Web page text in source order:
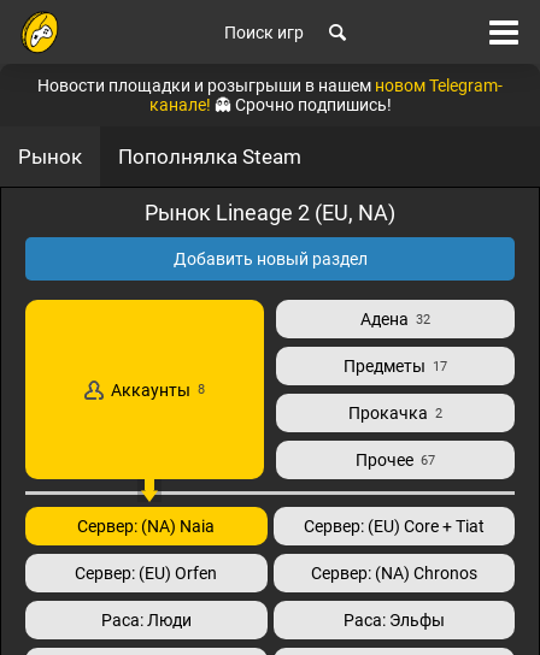
Поиск игр
Новости площадки и розыгрыши в нашем новом Telegram-
канале! 👻 Срочно подпишись!
Рынок Пополнялка Steam
Рынок Lineage 2 (EU, NA)
Добавить новый раздел
Аккаунты 8
Адена 32
Предметы 17
Прокачка 2
Прочее 67
Сервер: (NA) Naia Сервер: (EU) Core + Tiat
Сервер: (EU) Orfen Сервер: (NA) Сhronos
Раса: Люди Раса: Эльфы